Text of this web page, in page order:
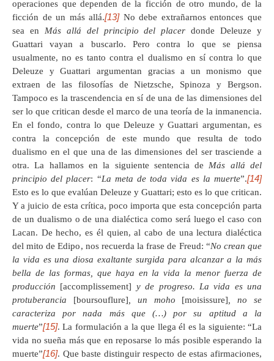
operaciones que dependen de la ficción de otro mundo, de la
ficción de un más allá.[13]No debe extrañarnos entonces que
sea en Más allá del principio del placerdonde Deleuze y
Guattari vayan a buscarlo. Pero contra lo que se piensa
usualmente, no es tanto contra el dualismo en sí contra lo que
Deleuze y Guattari argumentan gracias a un monismo que
extraen de las filosofías de Nietzsche, Spinoza y Bergson.
Tampoco es la trascendencia en sí de una de las dimensiones del
ser lo que critican desde el marco de una teoría de la inmanencia.
En el fondo, contra lo que Deleuze y Guattari argumentan, es
contra la concepción de este mundo que resulta de todo
dualismo en el que una de las dimensiones del ser trasciende a
otra. La hallamos en la siguiente sentencia de Más allá del
principio del placer: “La meta de toda vida es la muerte”.[14]
Esto es lo que evalúan Deleuze y Guattari; esto es lo que critican.
Y a juicio de esta crítica, poco importa que esta concepción parta
de un dualismo o de una dialéctica como será luego el caso con
Lacan. De hecho, es él quien, al cabo de una lectura dialéctica
del mito de Edipo, nos recuerda la frase de Freud: “No crean que
la vida es una diosa exaltante surgida para alcanzar a la más
bella de las formas, que haya en la vida la menor fuerza de
producción [accomplissement] y de progreso. La vida es una
protuberancia [boursouflure] , un moho [moisissure] , no se
caracteriza por nada más que (…) por su aptitud a la
muerte”[15]. La formulación a la que llega él es la siguiente: “La
vida no sueña más que en reposarse lo más posible esperando la
muerte”[16]. Que baste distinguir respecto de estas afirmaciones,